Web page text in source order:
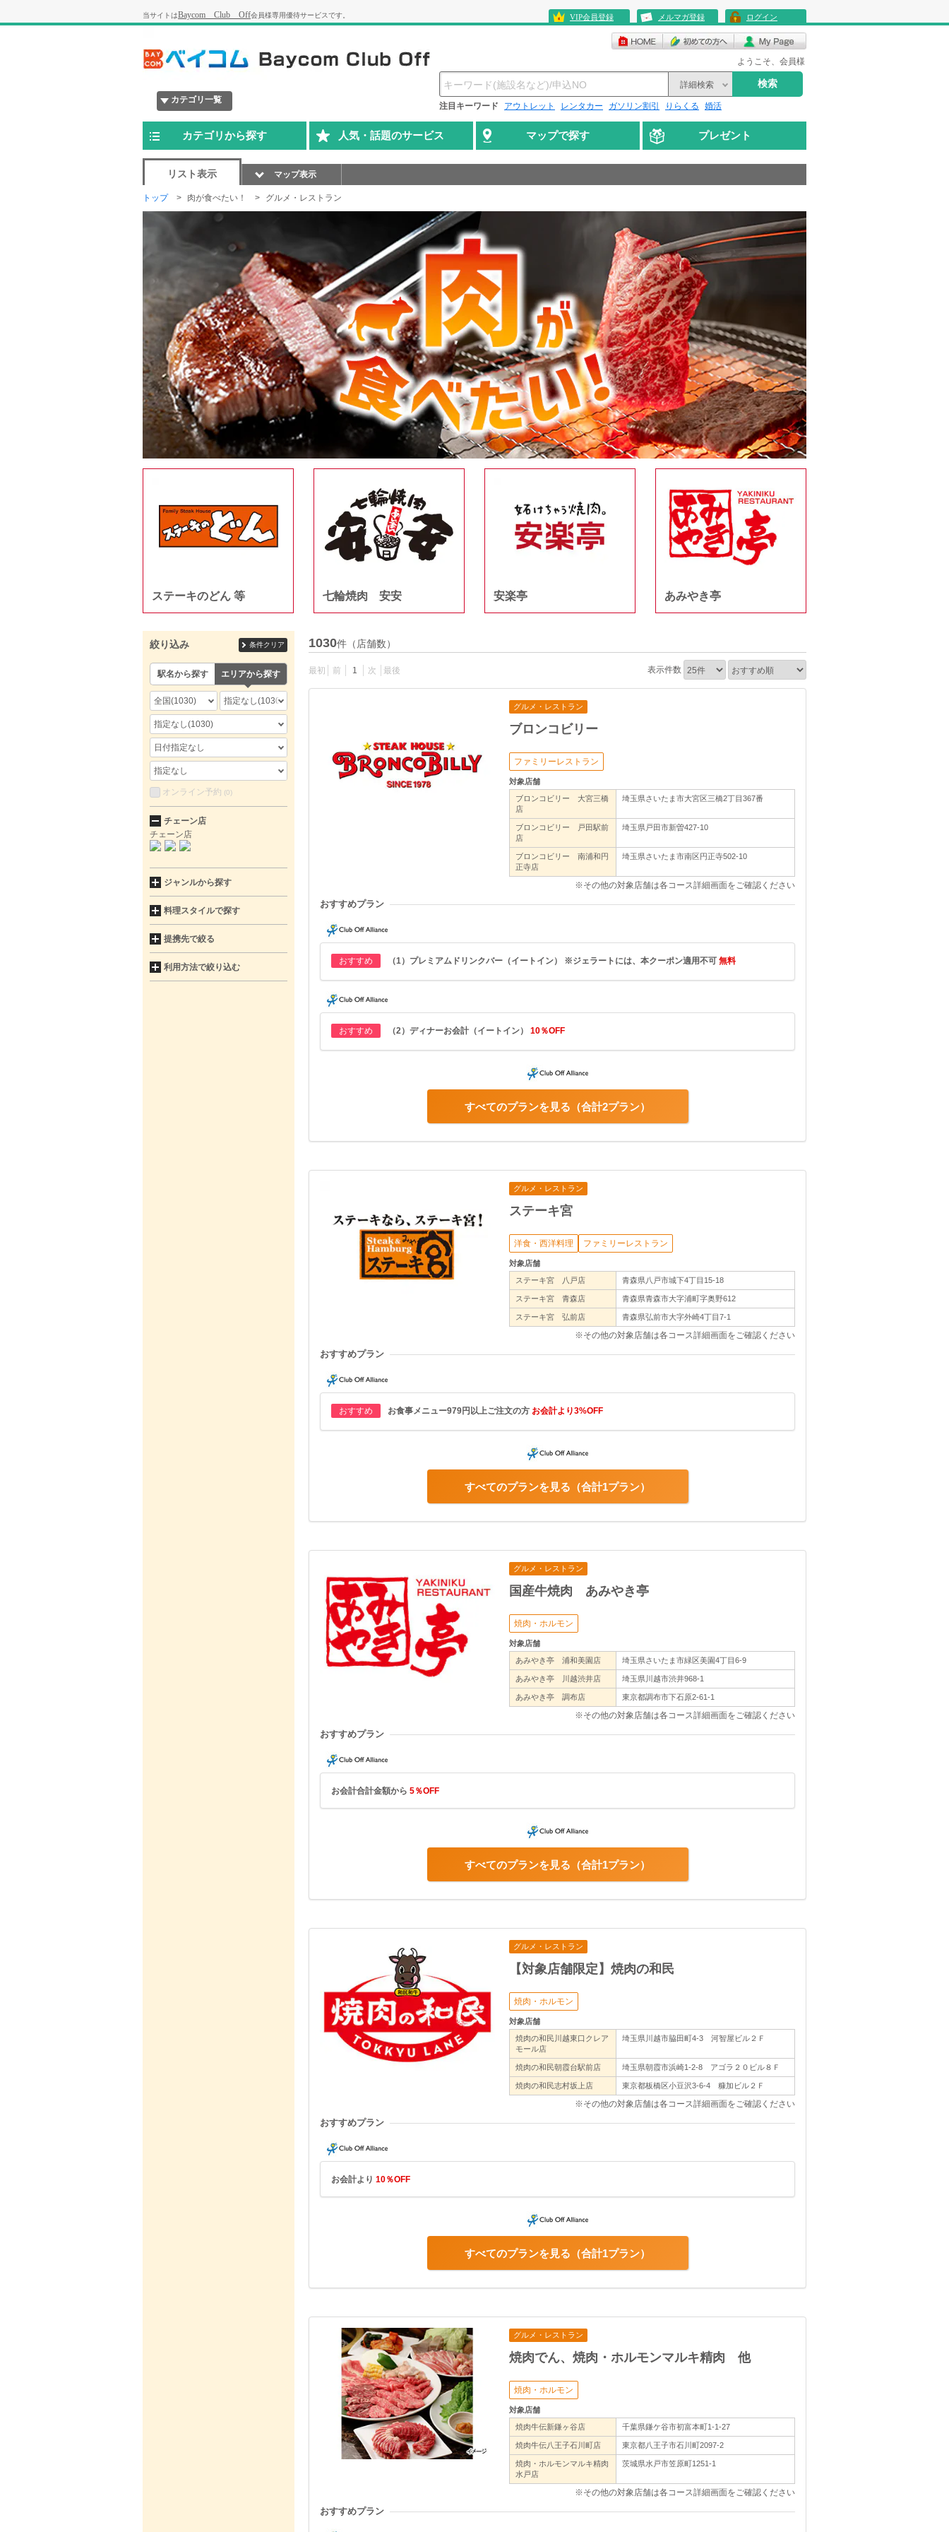
当サイトはBaycom Club Off会員様専用優待サービスです。 VIP会員登録 メルマガ登録 ログイン
ようこそ、会員様
カテゴリ一覧
詳細検索 検索
注目キーワード アウトレット レンタカー ガソリン割引 りらくる 婚活
カテゴリから探す 人気・話題のサービス マップで探す プレゼント
リスト表示 マップ表示
トップ 肉が食べたい！ グルメ・レストラン
ステーキのどん 等 七輪焼肉 安安 安楽亭 あみやき亭
1030件（店舗数）
最初 前 1 次 最後 表示件数
グルメ・レストラン
ブロンコビリー
ファミリーレストラン
対象店舗
ブロンコビリー 大宮三橋
店
埼玉県さいたま市大宮区三橋2丁目367番
ブロンコビリー 戸田駅前
店
埼玉県戸田市新曽427-10
ブロンコビリー 南浦和円
正寺店
埼玉県さいたま市南区円正寺502-10
※その他の対象店舗は各コース詳細画面をご確認ください
おすすめプラン
おすすめ （1）プレミアムドリンクバー（イートイン） ※ジェラートには、本クーポン適用不可 無料
おすすめ （2）ディナーお会計（イートイン） 10％OFF
合計2プラン
すべてのプランを見る
グルメ・レストラン
ステーキ宮
洋食・西洋料理 ファミリーレストラン
対象店舗
ステーキ宮 八戸店
青森県八戸市城下4丁目15-18
ステーキ宮 青森店 青森県青森市大字浦町字奥野612
ステーキ宮 弘前店 青森県弘前市大字外崎4丁目7-1
※その他の対象店舗は各コース詳細画面をご確認ください
おすすめプラン
おすすめ お食事メニュー979円以上ご注文の方 お会計より3%OFF
合計1プラン
すべてのプランを見る
グルメ・レストラン
国産牛焼肉 あみやき亭
焼肉・ホルモン
対象店舗
あみやき亭 浦和美園店
埼玉県さいたま市緑区美園4丁目6-9
あみやき亭 川越渋井店 埼玉県川越市渋井968-1
あみやき亭 調布店 東京都調布市下石原2-61-1
※その他の対象店舗は各コース詳細画面をご確認ください
おすすめプラン
お会計合計金額から 5％OFF
合計1プラン
すべてのプランを見る
グルメ・レストラン
【対象店舗限定】焼肉の和民
焼肉・ホルモン
対象店舗
焼肉の和民川越東口クレア
モール店
埼玉県川越市脇田町4-3 河智屋ビル２Ｆ
焼肉の和民朝霞台駅前店 埼玉県朝霞市浜崎1-2-8 アゴラ２０ビル８Ｆ
焼肉の和民志村坂上店 東京都板橋区小豆沢3-6-4 糠加ビル２Ｆ
※その他の対象店舗は各コース詳細画面をご確認ください
おすすめプラン
お会計より 10％OFF
合計1プラン
すべてのプランを見る
グルメ・レストラン
焼肉でん、焼肉・ホルモンマルキ精肉 他
焼肉・ホルモン
対象店舗
焼肉牛伝新鎌ヶ谷店
千葉県鎌ケ谷市初富本町1-1-27
焼肉牛伝八王子石川町店 東京都八王子市石川町2097-2
焼肉・ホルモンマルキ精肉
水戸店
茨城県水戸市笠原町1251-1
※その他の対象店舗は各コース詳細画面をご確認ください
おすすめプラン
絞り込み 条件クリア
駅名から探す エリアから探す
全国(1030) 指定なし(1030)
指定なし(1030)
日付指定なし
指定なし
オンライン予約 (0)
チェーン店
チェーン店
ジャンルから探す
料理スタイルで探す
提携先で絞る
利用方法で絞り込む